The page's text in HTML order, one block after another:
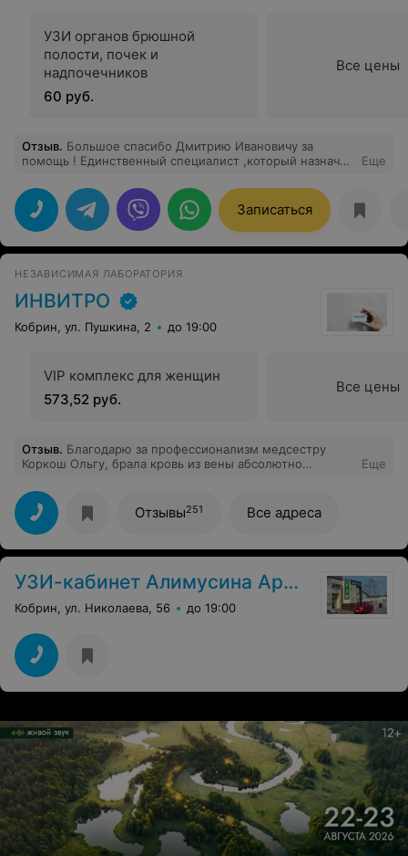
УЗИ органов брюшной
полости, почек и
надпочечников
60 руб.
Все цены
Отзыв. Большое спасибо Дмитрию Ивановичу за
помощь ! Единственный специалист ,который назначил
Еще
Записаться
НЕЗАВИСИМАЯ ЛАБОРАТОРИЯ
ИНВИТРО
Кобрин, ул. Пушкина, 2 до 19:00
VIP комплекс для женщин
573,52 руб.
Все цены
Отзыв. Благодарю за профессионализм медсестру
Коркош Ольгу, брала кровь из вены абсолютно
вопросы, очень внимательный и компетентный
специалист. Спасибо Вам за ваш труд.
Еще
Отзывы251 Все адреса
УЗИ-кабинет Алимусина Армана Амантаевича
Кобрин, ул. Николаева, 56 до 19:00